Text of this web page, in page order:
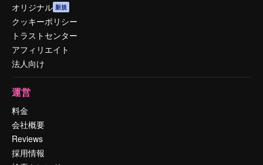
オリジナル 新規
クッキーポリシー
トラストセンター
アフィリエイト
法人向け
運営
料金
会社概要
Reviews
採用情報